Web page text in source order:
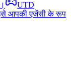
UTD
आपकी एजेंसी के रूप